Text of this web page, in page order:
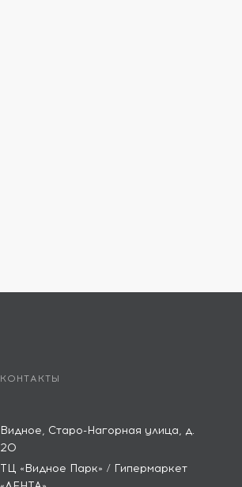
КОНТАКТЫ
Видное, Старо-Нагорная улица, д.
20
ТЦ «Видное Парк» / Гипермаркет